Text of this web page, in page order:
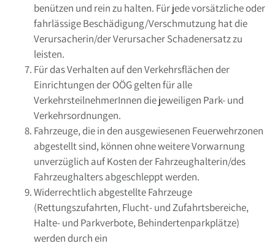
benützen und rein zu halten. Für jede vorsätzliche oder
fahrlässige Beschädigung/Verschmutzung hat die
Verursacherin/der Verursacher Schadenersatz zu
leisten.
Für das Verhalten auf den Verkehrsflächen der
Einrichtungen der OÖG gelten für alle
VerkehrsteilnehmerInnen die jeweiligen Park- und
Verkehrsordnungen.
Fahrzeuge, die in den ausgewiesenen Feuerwehrzonen
abgestellt sind, können ohne weitere Vorwarnung
unverzüglich auf Kosten der Fahrzeughalterin/des
Fahrzeughalters abgeschleppt werden.
Widerrechtlich abgestellte Fahrzeuge
(Rettungszufahrten, Flucht- und Zufahrtsbereiche,
Halte- und Parkverbote, Behindertenparkplätze)
werden durch ein